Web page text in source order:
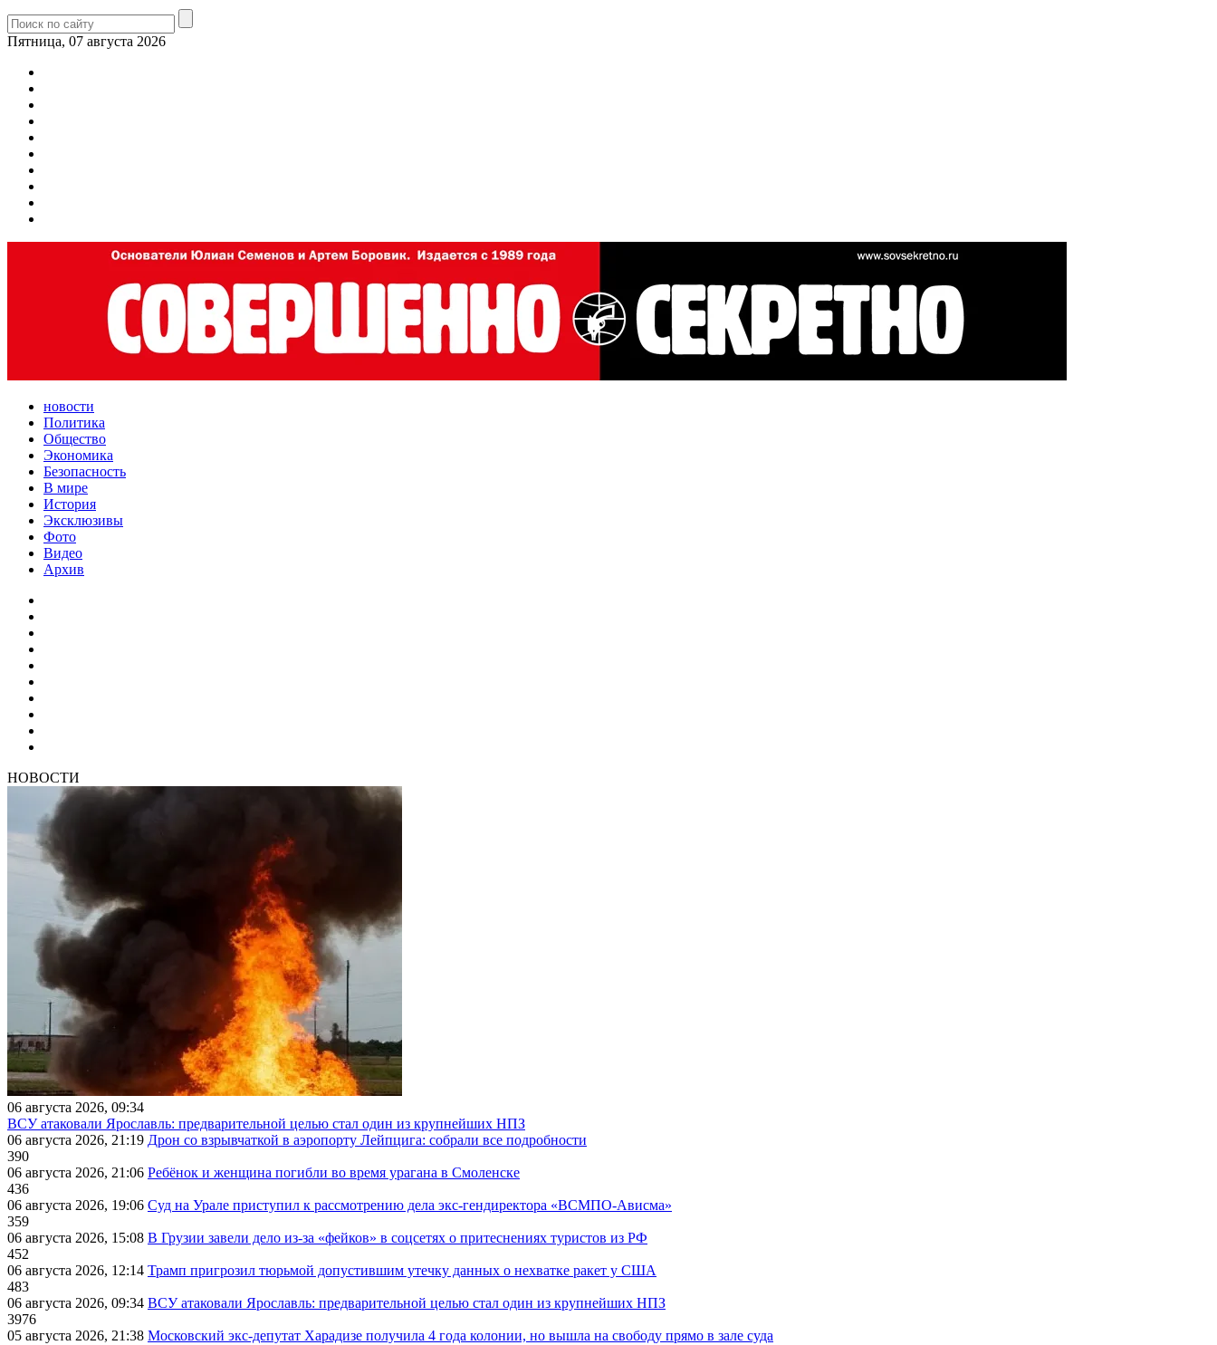
Пятница, 07 августа 2026
новости
Политика
Общество
Экономика
Безопасность
В мире
История
Эксклюзивы
Фото
Видео
Архив
НОВОСТИ
06 августа 2026, 09:34
ВСУ атаковали Ярославль: предварительной целью стал один из крупнейших НПЗ
06 августа 2026, 21:19 Дрон со взрывчаткой в аэропорту Лейпцига: собрали все подробности
390
06 августа 2026, 21:06 Ребёнок и женщина погибли во время урагана в Смоленске
436
06 августа 2026, 19:06 Суд на Урале приступил к рассмотрению дела экс-гендиректора «ВСМПО-Ависма»
359
06 августа 2026, 15:08 В Грузии завели дело из-за «фейков» в соцсетях о притеснениях туристов из РФ
452
06 августа 2026, 12:14 Трамп пригрозил тюрьмой допустившим утечку данных о нехватке ракет у США
483
06 августа 2026, 09:34 ВСУ атаковали Ярославль: предварительной целью стал один из крупнейших НПЗ
3976
05 августа 2026, 21:38 Московский экс-депутат Харадизе получила 4 года колонии, но вышла на свободу прямо в зале суда